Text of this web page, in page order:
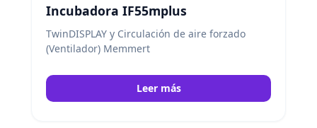
Incubadora IF55mplus
TwinDISPLAY y Circulación de aire forzado
(Ventilador) Memmert
Leer más